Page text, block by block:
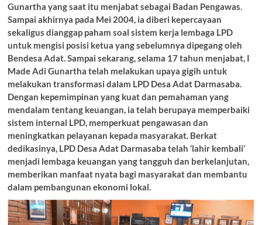
Gunartha yang saat itu menjabat sebagai Badan Pengawas.
Sampai akhirnya pada Mei 2004, ia diberi kepercayaan
sekaligus dianggap paham soal sistem kerja lembaga LPD
untuk mengisi posisi ketua yang sebelumnya dipegang oleh
Bendesa Adat. Sampai sekarang, selama 17 tahun menjabat, I
Made Adi Gunartha telah melakukan upaya gigih untuk
melakukan transformasi dalam LPD Desa Adat Darmasaba.
Dengan kepemimpinan yang kuat dan pemahaman yang
mendalam tentang keuangan, ia telah berupaya memperbaiki
sistem internal LPD, memperkuat pengawasan dan
meningkatkan pelayanan kepada masyarakat. Berkat
dedikasinya, LPD Desa Adat Darmasaba telah ‘lahir kembali’
menjadi lembaga keuangan yang tangguh dan berkelanjutan,
memberikan manfaat nyata bagi masyarakat dan membantu
dalam pembangunan ekonomi lokal.